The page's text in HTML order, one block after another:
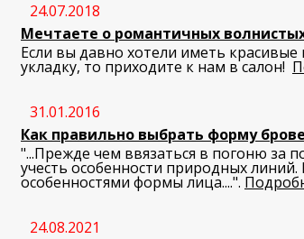
24.07.2018
Мечтаете о романтичных
Если вы давно хотели иметь красивые
укладку, то приходите к нам в салон!
31.01.2016
Как правильно выбрать форму
"...Прежде чем ввязаться в погоню за
учесть особенности природных
особенностями формы лица....".
24.08.2021